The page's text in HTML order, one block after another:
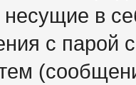
в
с парой